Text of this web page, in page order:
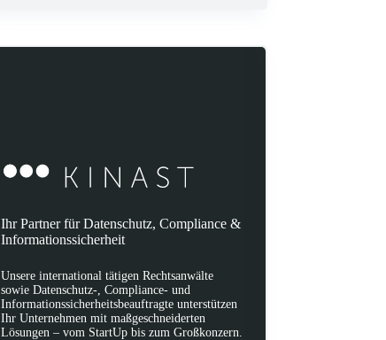
Ihr Partner für Datenschutz, Compliance &
Informationssicherheit
Unsere international tätigen Rechtsanwälte
sowie Datenschutz-, Compliance- und
Informationssicherheitsbeauftragte unterstützen
Ihr Unternehmen mit maßgeschneiderten
Lösungen – vom StartUp bis zum Großkonzern.